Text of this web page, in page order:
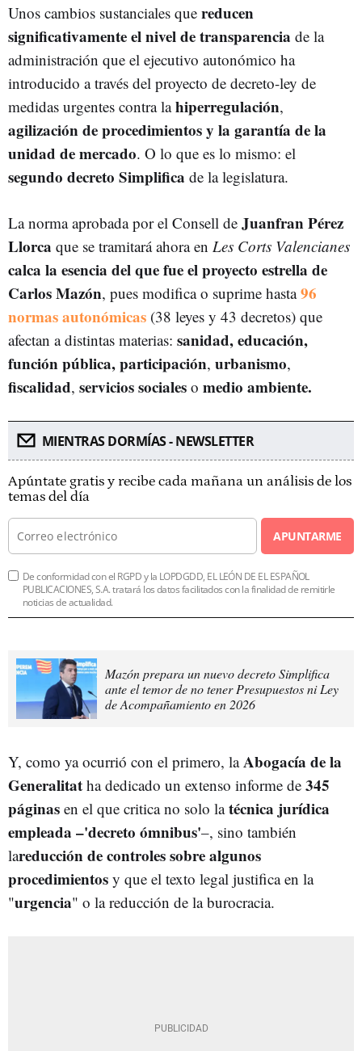
Unos cambios sustanciales que reducen
significativamente el nivel de transparencia de la
administración que el ejecutivo autonómico ha
introducido a través del proyecto de decreto-ley de
medidas urgentes contra lahiperregulación,
agilización de procedimientos y la garantía de la
unidad de mercado. O lo que es lo mismo: el
segundo decreto Simplifica de la legislatura.
La norma aprobada por el Consell de Juanfran Pérez
Llorca que se tramitará ahora en Les Corts Valencianes
calca la esencia del que fue el proyecto estrella de
Carlos Mazón, pues modifica o suprime hasta96
normas autonómicas (38 leyes y 43 decretos) que
afectan a distintas materias: sanidad, educación,
función pública, participación, urbanismo,
fiscalidad, servicios sociales o medio ambiente.
MIENTRAS DORMÍAS - NEWSLETTER
Apúntate gratis y recibe cada mañana un análisis de los
temas del día
APUNTARME
De conformidad con el RGPD y la LOPDGDD, EL LEÓN DE EL ESPAÑOL
PUBLICACIONES, S.A. tratará los datos facilitados con la finalidad de remitirle
noticias de actualidad.
Mazón prepara un nuevo decreto Simplifica
ante el temor de no tener Presupuestos ni Ley
de Acompañamiento en 2026
Y, como ya ocurrió con el primero, laAbogacía de la
Generalitat ha dedicado un extenso informe de 345
páginas en el que critica no solo latécnica jurídica
empleada –'decreto ómnibus'–, sino también
lareducción de controles sobre algunos
procedimientos y que el texto legal justifica en la
"urgencia" o la reducción de la burocracia.